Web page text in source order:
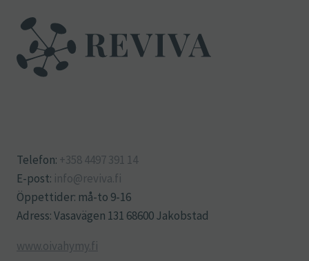
Telefon: +358 4497 391 14
E-post: info@reviva.fi
Öppettider: må-to 9-16
Adress: Vasavägen 131 68600 Jakobstad
www.oivahymy.fi